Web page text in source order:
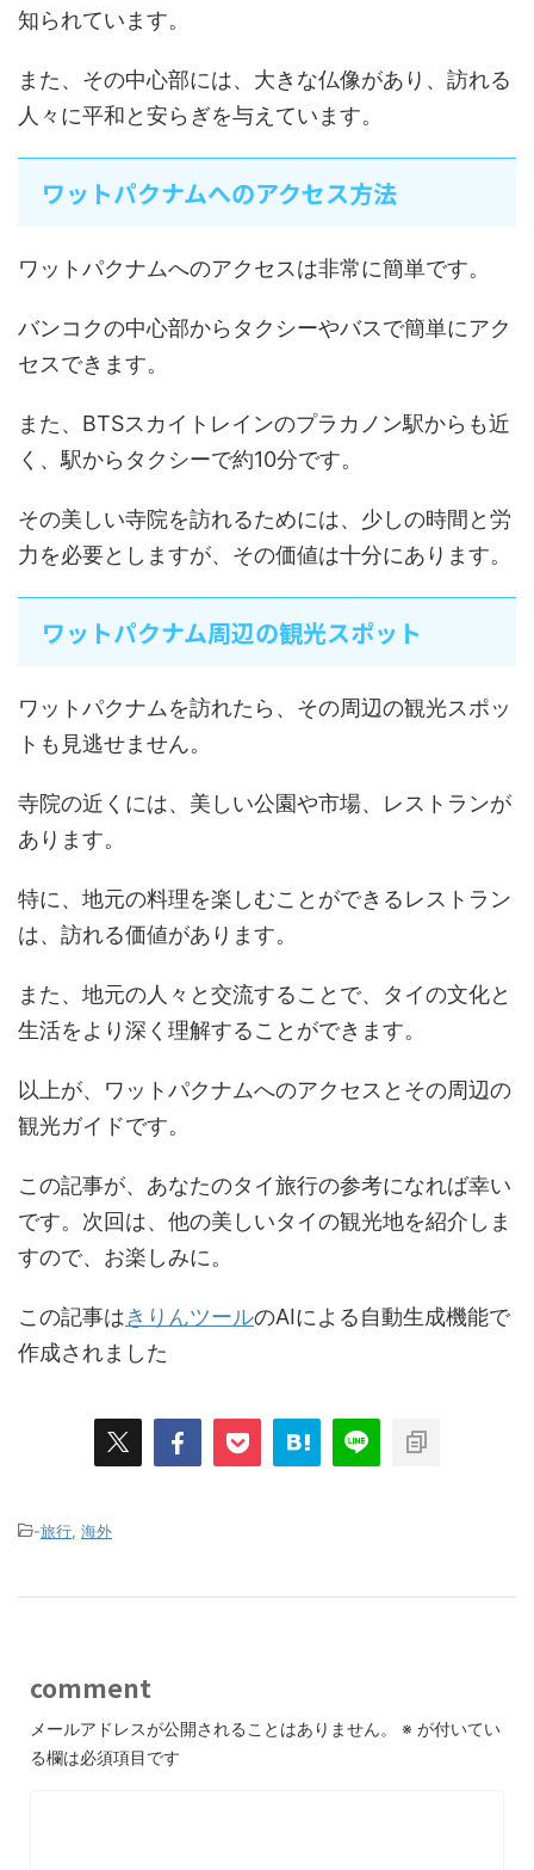
知られています。
また、その中心部には、大きな仏像があり、訪れる
人々に平和と安らぎを与えています。
ワットパクナムへのアクセス方法
ワットパクナムへのアクセスは非常に簡単です。
バンコクの中心部からタクシーやバスで簡単にアク
セスできます。
また、BTSスカイトレインのプラカノン駅からも近
く、駅からタクシーで約10分です。
その美しい寺院を訪れるためには、少しの時間と労
力を必要としますが、その価値は十分にあります。
ワットパクナム周辺の観光スポット
ワットパクナムを訪れたら、その周辺の観光スポッ
トも見逃せません。
寺院の近くには、美しい公園や市場、レストランが
あります。
特に、地元の料理を楽しむことができるレストラン
は、訪れる価値があります。
また、地元の人々と交流することで、タイの文化と
生活をより深く理解することができます。
以上が、ワットパクナムへのアクセスとその周辺の
観光ガイドです。
この記事が、あなたのタイ旅行の参考になれば幸い
です。次回は、他の美しいタイの観光地を紹介しま
すので、お楽しみに。
この記事はきりんツールのAIによる自動生成機能で
作成されました
-旅行 海外
comment
メールアドレスが公開されることはありません。 ※ が付いてい
る欄は必須項目です